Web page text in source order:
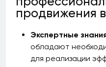
продвижения
Экспертные
обладают
для реализации